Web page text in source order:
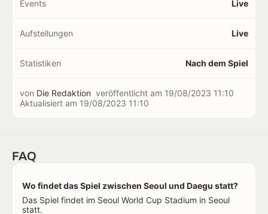
Events Live
Aufstellungen Live
Statistiken Nach dem Spiel
von Die Redaktion veröffentlicht am 19/08/2023 11:10
Aktualisiert am 19/08/2023 11:10
FAQ
Wo findet das Spiel zwischen Seoul und Daegu statt?
Das Spiel findet im Seoul World Cup Stadium in Seoul
statt.